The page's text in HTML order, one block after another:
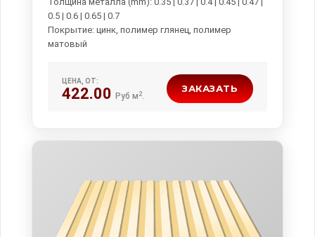
0.5 | 0.6 | 0.65 | 0.7
Покрытие: цинк, полимер глянец, полимер
ЦЕНА, ОТ:
422.00 Руб м 2.
ЗАКАЗАТЬ